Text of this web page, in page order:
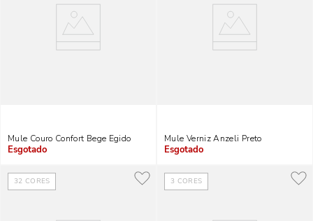
Mule Couro Confort Bege Egido
Indisponível
Mule Verniz Anzeli Preto
Indisponível
32 CORES 3 CORES